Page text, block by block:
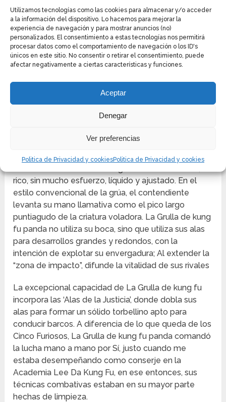
Utilizamos tecnologías como las cookies para almacenar y/o acceder
a la información del dispositivo. Lo hacemos para mejorar la
experiencia de navegación y para mostrar anuncios (no)
personalizados. El consentimiento a estas tecnologías nos permitirá
procesar datos como el comportamiento de navegación o los ID's
únicos en este sitio. No consentir o retirar el consentimiento, puede
afectar negativamente a ciertas características y funciones.
Aceptar
Denegar
Ver preferencias
Politica de Privacidad y cookiesPolitica de Privacidad y cookies
ESTILO DE LUCHA DE LA GRULLA
DE KUNG FU PANDA
rico, sin mucho esfuerzo, líquido y ajustado. En el
estilo convencional de la grúa, el contendiente
levanta su mano llamativa como el pico largo
puntiagudo de la criatura voladora. La Grulla de kung
fu panda no utiliza su boca, sino que utiliza sus alas
para desarrollos grandes y redondos, con la
intención de explotar su envergadura; Al extender la
“zona de impacto”, difunde la vitalidad de sus rivales
La excepcional capacidad de La Grulla de kung fu
incorpora las ‘Alas de la Justicia’, donde dobla sus
alas para formar un sólido torbellino apto para
conducir barcos. A diferencia de lo que queda de los
Cinco Furiosos, La Grulla de kung fu panda comandó
la lucha mano a mano por Sí, justo cuando me
estaba desempeñando como conserje en la
Academia Lee Da Kung Fu, en ese entonces, sus
técnicas combativas estaban en su mayor parte
hechas de limpieza.